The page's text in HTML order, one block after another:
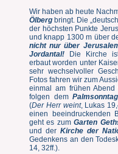
Wir haben ab heute
Ölberg bringt. Die
der höchsten Punkte
und knapp 1300 m über
nicht nur über
Jordantal! Die Kirche
erbaut worden unter
sehr wechselvoller
Fotos fahren wir zum
einmal am frühen
folgen dem
(Der Herr weint, Lukas
einen beeindruckenden
geht es zumGarten
und der Kirche der
Gedenkens an den
14, 32ff.).